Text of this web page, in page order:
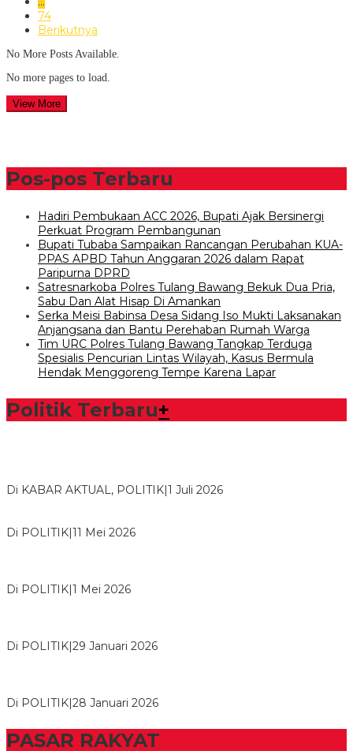
74
Berikutnya
No More Posts Available.
No more pages to load.
View More
Pos-pos Terbaru
Hadiri Pembukaan ACC 2026, Bupati Ajak Bersinergi
Perkuat Program Pembangunan
Bupati Tubaba Sampaikan Rancangan Perubahan KUA-
PPAS APBD Tahun Anggaran 2026 dalam Rapat
Paripurna DPRD
Satresnarkoba Polres Tulang Bawang Bekuk Dua Pria,
Sabu Dan Alat Hisap Di Amankan
Serka Meisi Babinsa Desa Sidang Iso Mukti Laksanakan
Anjangsana dan Bantu Perehaban Rumah Warga
Tim URC Polres Tulang Bawang Tangkap Terduga
Spesialis Pencurian Lintas Wilayah, Kasus Bermula
Hendak Menggoreng Tempe Karena Lapar
Politik Terbaru+
Di KABAR AKTUAL, POLITIK 1 Juli 2026
Di POLITIK 11 Mei 2026
Di POLITIK 1 Mei 2026
Di POLITIK 29 Januari 2026
Di POLITIK 28 Januari 2026
PASAR RAKYAT